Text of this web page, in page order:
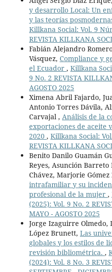
y desarrollo Local: Un
y las teorías
Killkana Social: Vol. 9
REVISTA KILLKANA
Fabián Alejandro
Vásquez, Compliance y
el Ecuador , Killkana
9 No. 2 REVISTA
AGOSTO 2025
Ximena Abril Fajardo,
Antonio Torres Dávila,
Carvajal , Análisis de la
exportaciones de aceite
2020 , Killkana Social:
REVISTA KILLKANA
Benito Danilo Guamán
Reyes, Asunción
Chávez, Marjorie Gómez
intrafamiliar y su
profesional de la mujer ,
(2025): Vol. 9 No. 2
MAYO - AGOSTO 2025
Jorge Izaguirre Olmedo,
López Brunett, Las
globales y los estilos de
revisión bibliométrica. ,
(2024): Vol. 8 No. 3